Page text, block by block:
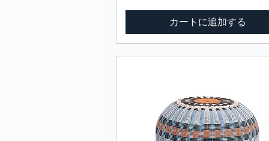
カートに追加する